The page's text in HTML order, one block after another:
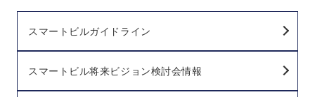
スマートビルガイドライン
スマートビル将来ビジョン検討会情報